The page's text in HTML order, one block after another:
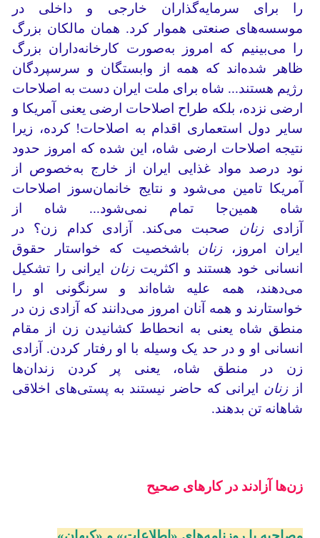
را برای سرمایه‌گذاران خارجی و داخلی در
موسسه‌های صنعتی هموار کرد. همان مالکان بزرگ
را می‌بینیم که امروز به‌صورت کارخانه‌داران بزرگ
ظاهر شده‌اند که همه از وابستگان و سرسپردگان
رژیم هستند... شاه برای ملت ایران دست به اصلاحات
ارضی نزده، بلکه طراح اصلاحات ارضی یعنی آمریکا و
سایر دول استعماری اقدام به اصلاحات! کرده، زیرا
نتیجه اصلاحات ارضی شاه، این شده که امروز حدود
نود درصد مواد غذایی ایران از خارج به‌خصوص از
آمریکا تامین می‌شود و نتایج خانمان‌سوز اصلاحات
شاه همین‌جا تمام نمی‌شود... شاه از
آزادیزنان صحبت می‌کند. آزادی کدام زن؟ در
ایران امروز، زنان باشخصیت که خواستار حقوق
انسانی خود هستند و اکثریت زنان ایرانی را تشکیل
می‌دهند، همه علیه شاه‌اند و سرنگونی او را
خواستارند و همه آنان امروز می‌دانند که آزادی زن در
منطق شاه یعنی به انحطاط کشانیدن زن از مقام
انسانی او و در حد یک وسیله با او رفتار کردن. آزادی
زن در منطق شاه، یعنی پر کردن زندان‌ها
اززنان ایرانی که حاضر نیستند به پستی‌های اخلاقی
شاهانه تن بدهند.
زن‌ها آزادند در کارهای صحیح